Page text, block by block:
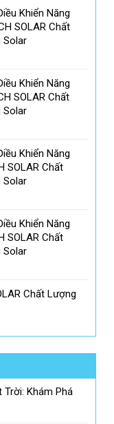
Khiển Năng
SOLAR Chất
Solar
Khiển Năng
SOLAR Chất
Solar
Khiển Năng
SOLAR Chất
Solar
Khiển Năng
SOLAR Chất
Solar
Chất Lượng
Trời: Khám Phá